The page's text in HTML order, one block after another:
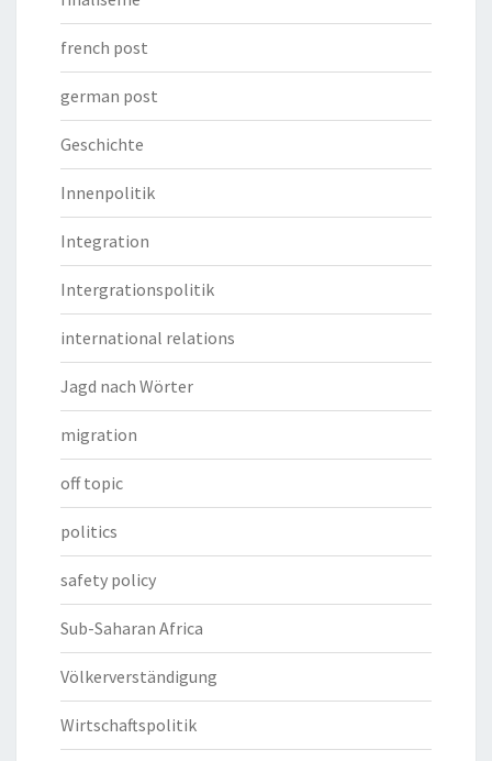
french post
german post
Geschichte
Innenpolitik
Integration
Intergrationspolitik
international relations
Jagd nach Wörter
migration
off topic
politics
safety policy
Sub-Saharan Africa
Völkerverständigung
Wirtschaftspolitik